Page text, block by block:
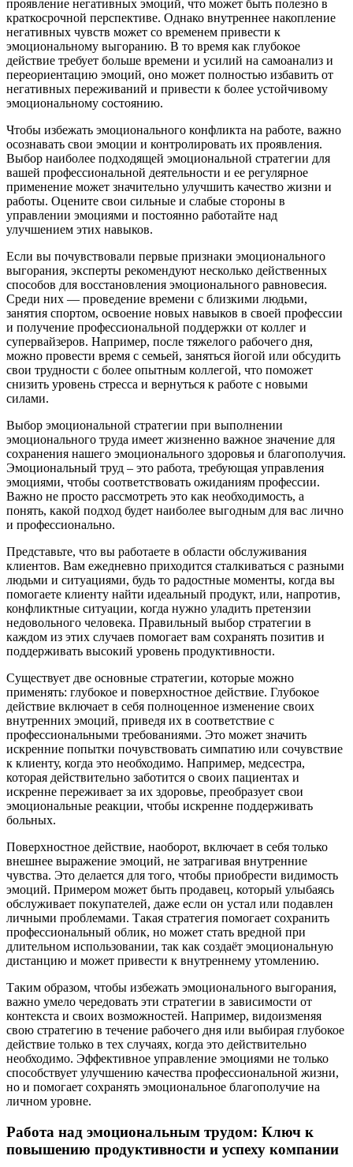
проявление негативных эмоций, что может быть полезно в
краткосрочной перспективе. Однако внутреннее накопление
негативных чувств может со временем привести к
эмоциональному выгоранию. В то время как глубокое
действие требует больше времени и усилий на самоанализ и
переориентацию эмоций, оно может полностью избавить от
негативных переживаний и привести к более устойчивому
эмоциональному состоянию.
Чтобы избежать эмоционального конфликта на работе, важно
осознавать свои эмоции и контролировать их проявления.
Выбор наиболее подходящей эмоциональной стратегии для
вашей профессиональной деятельности и ее регулярное
применение может значительно улучшить качество жизни и
работы. Оцените свои сильные и слабые стороны в
управлении эмоциями и постоянно работайте над
улучшением этих навыков.
Если вы почувствовали первые признаки эмоционального
выгорания, эксперты рекомендуют несколько действенных
способов для восстановления эмоционального равновесия.
Среди них — проведение времени с близкими людьми,
занятия спортом, освоение новых навыков в своей профессии
и получение профессиональной поддержки от коллег и
супервайзеров. Например, после тяжелого рабочего дня,
можно провести время с семьей, заняться йогой или обсудить
свои трудности с более опытным коллегой, что поможет
снизить уровень стресса и вернуться к работе с новыми
силами.
Выбор эмоциональной стратегии при выполнении
эмоционального труда имеет жизненно важное значение для
сохранения нашего эмоционального здоровья и благополучия.
Эмоциональный труд – это работа, требующая управления
эмоциями, чтобы соответствовать ожиданиям профессии.
Важно не просто рассмотреть это как необходимость, а
понять, какой подход будет наиболее выгодным для вас лично
и профессионально.
Представьте, что вы работаете в области обслуживания
клиентов. Вам ежедневно приходится сталкиваться с разными
людьми и ситуациями, будь то радостные моменты, когда вы
помогаете клиенту найти идеальный продукт, или, напротив,
конфликтные ситуации, когда нужно уладить претензии
недовольного человека. Правильный выбор стратегии в
каждом из этих случаев помогает вам сохранять позитив и
поддерживать высокий уровень продуктивности.
Существует две основные стратегии, которые можно
применять: глубокое и поверхностное действие. Глубокое
действие включает в себя полноценное изменение своих
внутренних эмоций, приведя их в соответствие с
профессиональными требованиями. Это может значить
искренние попытки почувствовать симпатию или сочувствие
к клиенту, когда это необходимо. Например, медсестра,
которая действительно заботится о своих пациентах и
искренне переживает за их здоровье, преобразует свои
эмоциональные реакции, чтобы искренне поддерживать
больных.
Поверхностное действие, наоборот, включает в себя только
внешнее выражение эмоций, не затрагивая внутренние
чувства. Это делается для того, чтобы приобрести видимость
эмоций. Примером может быть продавец, который улыбаясь
обслуживает покупателей, даже если он устал или подавлен
личными проблемами. Такая стратегия помогает сохранить
профессиональный облик, но может стать вредной при
длительном использовании, так как создаёт эмоциональную
дистанцию и может привести к внутреннему утомлению.
Таким образом, чтобы избежать эмоционального выгорания,
важно умело чередовать эти стратегии в зависимости от
контекста и своих возможностей. Например, видоизменяя
свою стратегию в течение рабочего дня или выбирая глубокое
действие только в тех случаях, когда это действительно
необходимо. Эффективное управление эмоциями не только
способствует улучшению качества профессиональной жизни,
но и помогает сохранять эмоциональное благополучие на
личном уровне.
Работа над эмоциональным трудом: Ключ к
повышению продуктивности и успеху компании